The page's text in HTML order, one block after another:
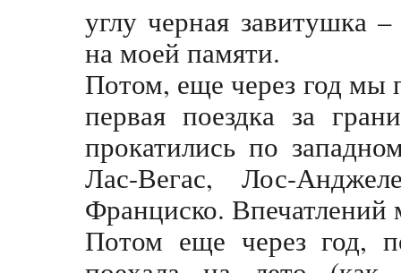
углу черная завитушка
на моей памяти.
Потом, еще через год мы
первая поездка за
прокатились по
Лас-Вегас, Лос-
Франциско. Впечатлений
Потом еще через год,